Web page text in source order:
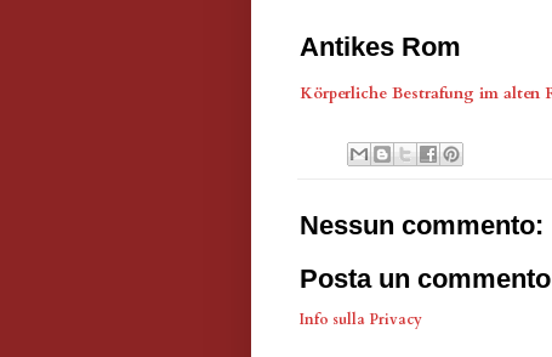
Antikes Rom
Körperliche Bestrafung im alten
Nessun commento:
Posta un commento
Info sulla Privacy